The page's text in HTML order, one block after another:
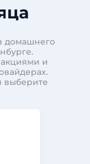
домашнего
и
выберите